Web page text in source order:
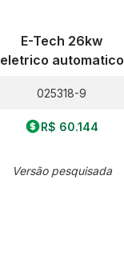
E-Tech 26kw
eletrico automatico
025318-9
R$ 60.144
Versão pesquisada